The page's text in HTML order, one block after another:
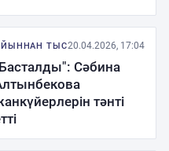
ТЫС20.04.2026, 17:04
Сәбина
тәнті